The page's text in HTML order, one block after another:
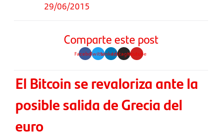
29/06/2015
Comparte este post
FacebookTwitterLinkedinInstagramYoutube
El Bitcoin se revaloriza ante la
posible salida de Grecia del
euro